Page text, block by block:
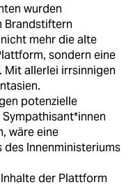
wurden
Brandstiftern
mehr die alte
sondern eine
allerlei irrsinnigen
potenzielle
wäre eine
Innenministeriums
der Plattform